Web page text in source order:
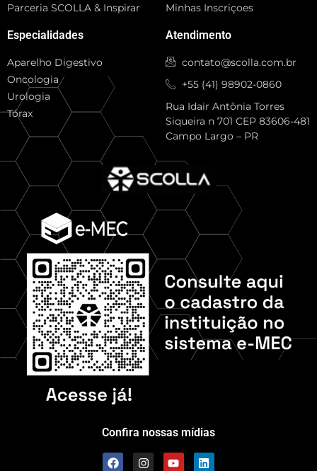
Parceria SCOLLA & Inspirar
Especialidades
Aparelho Digestivo
Oncologia
Urologia
Tórax
Minhas Inscriçoes
Atendimento
contato@scolla.com.br
+55 (41) 98902-0860
Rua Idair Antônia Torres
Siqueira n 701 CEP 83606-481
Campo Largo – PR
Confira nossas mídias